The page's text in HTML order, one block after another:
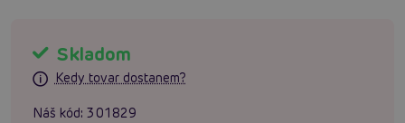
Skladom
Kedy tovar dostanem?
Náš kód: 301829